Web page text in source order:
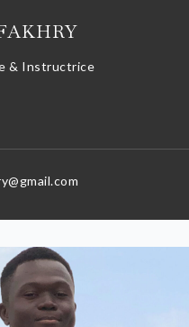
& Instructrice